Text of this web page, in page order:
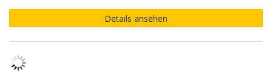
Details ansehen